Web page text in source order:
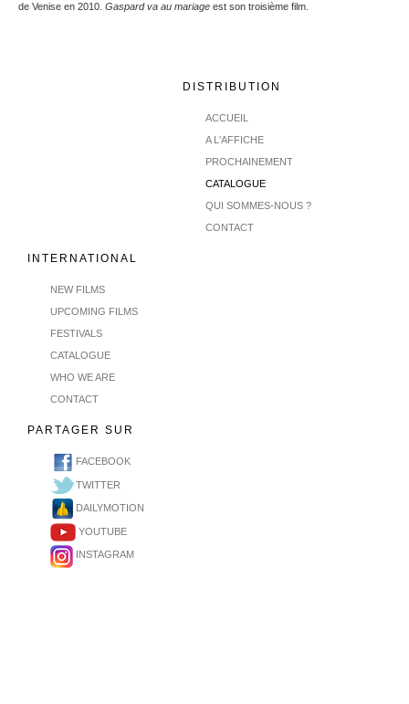
de Venise en 2010. Gaspard va au mariage est son troisième film.
DISTRIBUTION
ACCUEIL
A L'AFFICHE
PROCHAINEMENT
CATALOGUE
QUI SOMMES-NOUS ?
CONTACT
INTERNATIONAL
NEW FILMS
UPCOMING FILMS
FESTIVALS
CATALOGUE
WHO WE ARE
CONTACT
PARTAGER SUR
FACEBOOK
TWITTER
DAILYMOTION
YOUTUBE
INSTAGRAM